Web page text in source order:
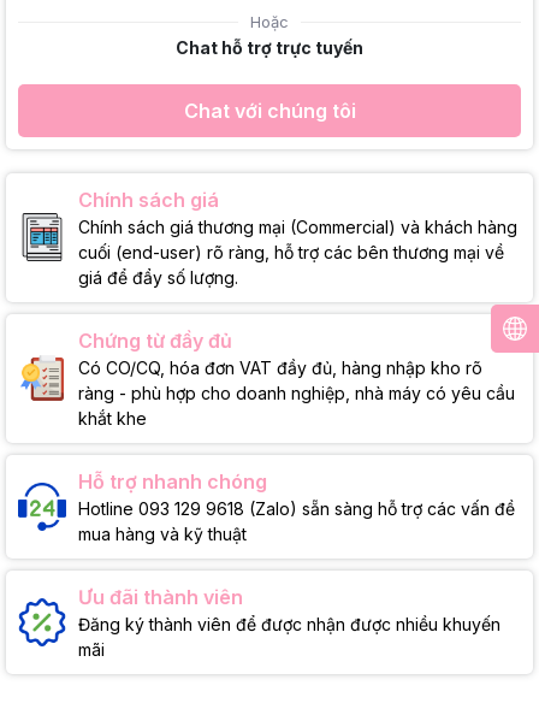
Hoặc
Chat hỗ trợ trực tuyến
Chat với chúng tôi
Chính sách giá
Chính sách giá thương mại (Commercial) và khách hàng
cuối (end-user) rõ ràng, hỗ trợ các bên thương mại về
giá để đẩy số lượng.
Chứng từ đầy đủ
Có CO/CQ, hóa đơn VAT đầy đủ, hàng nhập kho rõ
ràng - phù hợp cho doanh nghiệp, nhà máy có yêu cầu
khắt khe
Hỗ trợ nhanh chóng
Hotline 093 129 9618 (Zalo) sẵn sàng hỗ trợ các vấn đề
mua hàng và kỹ thuật
Ưu đãi thành viên
Đăng ký thành viên để được nhận được nhiều khuyến
mãi